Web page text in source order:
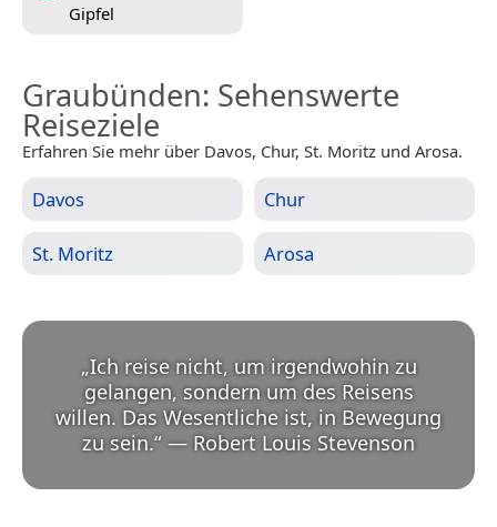
Gipfel
Graubünden: Sehenswerte
Reiseziele
Erfahren Sie mehr über Davos, Chur, St. Moritz und Arosa.
Davos Chur
St. Moritz Arosa
„Ich reise nicht, um irgendwohin zu
gelangen, sondern um des Reisens
willen. Das Wesentliche ist, in Bewegung
zu sein.“ — Robert Louis Stevenson